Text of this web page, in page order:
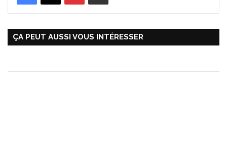
ÇA PEUT AUSSI VOUS INTÉRESSER